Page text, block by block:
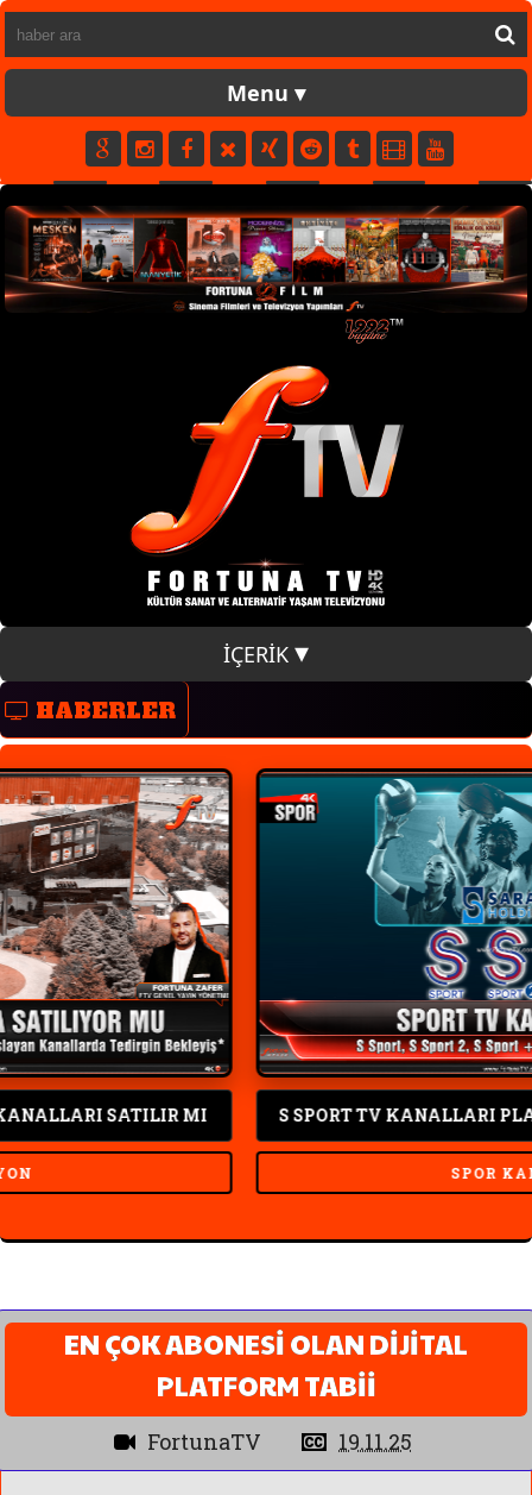
FORTUNATV
YAPIM
FİLM
MÜZİK
SPOR
KÜNYE
İÇERİK
HABERLER
SATILIR MI S SPORT TV KANALLARI
SPOR KANALI
EN ÇOK ABONESİ OLAN DİJİTAL
PLATFORM TABİİ
FortunaTV 19.11.25